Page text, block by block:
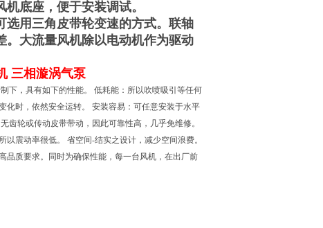
底座，便于安装调试。
选用三角皮带轮变速的方式。联轴
。大流量风机除以电动机作为驱动
三相漩涡气泵
下，具有如下的性能。 低耗能：所以吹喷吸引等任何
化时，依然安全运转。 安装容易：可任意安装于水平
齿轮或传动皮带带动，因此可靠性高，几乎免维修。
震动率很低。 省空间-结实之设计，减少空间浪费。
品质要求。同时为确保性能，每一台风机，在出厂前